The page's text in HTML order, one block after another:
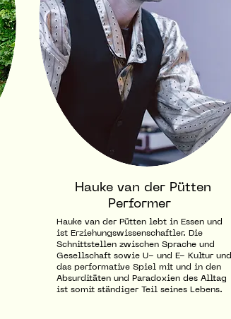
Hauke van der Pütten
Performer
Hauke van der Pütten lebt in Essen und
ist Erziehungswissenschaftler. Die
Schnittstellen zwischen Sprache und
Gesellschaft sowie U- und E- Kultur und
das performative Spiel mit und in den
Absurditäten und Paradoxien des Alltag
ist somit ständiger Teil seines Lebens.